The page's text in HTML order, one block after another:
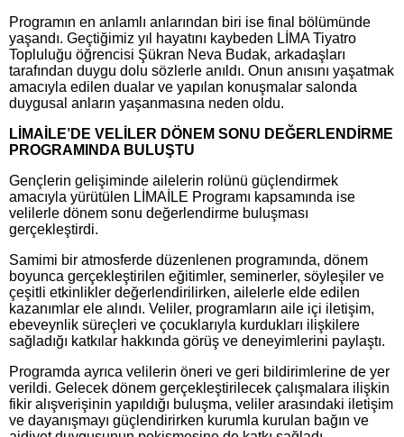
Programın en anlamlı anlarından biri ise final bölümünde
yaşandı. Geçtiğimiz yıl hayatını kaybeden LİMA Tiyatro
Topluluğu öğrencisi Şükran Neva Budak, arkadaşları
tarafından duygu dolu sözlerle anıldı. Onun anısını yaşatmak
amacıyla edilen dualar ve yapılan konuşmalar salonda
duygusal anların yaşanmasına neden oldu.
LİMAİLE’DE VELİLER DÖNEM SONU DEĞERLENDİRME
PROGRAMINDA BULUŞTU
Gençlerin gelişiminde ailelerin rolünü güçlendirmek
amacıyla yürütülen LİMAİLE Programı kapsamında ise
velilerle dönem sonu değerlendirme buluşması
gerçekleştirdi.
Samimi bir atmosferde düzenlenen programında, dönem
boyunca gerçekleştirilen eğitimler, seminerler, söyleşiler ve
çeşitli etkinlikler değerlendirilirken, ailelerle elde edilen
kazanımlar ele alındı. Veliler, programların aile içi iletişim,
ebeveynlik süreçleri ve çocuklarıyla kurdukları ilişkilere
sağladığı katkılar hakkında görüş ve deneyimlerini paylaştı.
Programda ayrıca velilerin öneri ve geri bildirimlerine de yer
verildi. Gelecek dönem gerçekleştirilecek çalışmalara ilişkin
fikir alışverişinin yapıldığı buluşma, veliler arasındaki iletişim
ve dayanışmayı güçlendirirken kurumla kurulan bağın ve